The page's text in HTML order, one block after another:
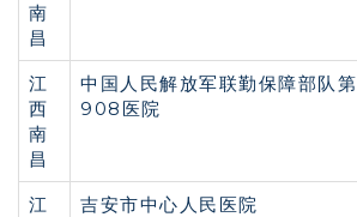
南
昌
江
西
南
昌
中国人民解放军联勤保障部队第
908医院
江
吉安市中心人民医院